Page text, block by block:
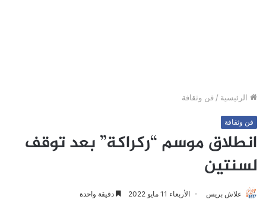
الرئيسية / فن وثقافة
فن وثقافة
انطلاق موسم “ركراكة” بعد توقف
لسنتين
علاش بريس الأربعاء 11 مايو 2022 دقيقة واحدة